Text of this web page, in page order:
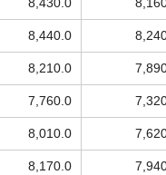
8,440.0
8,210.0
7,760.0
8,010.0
8,170.0